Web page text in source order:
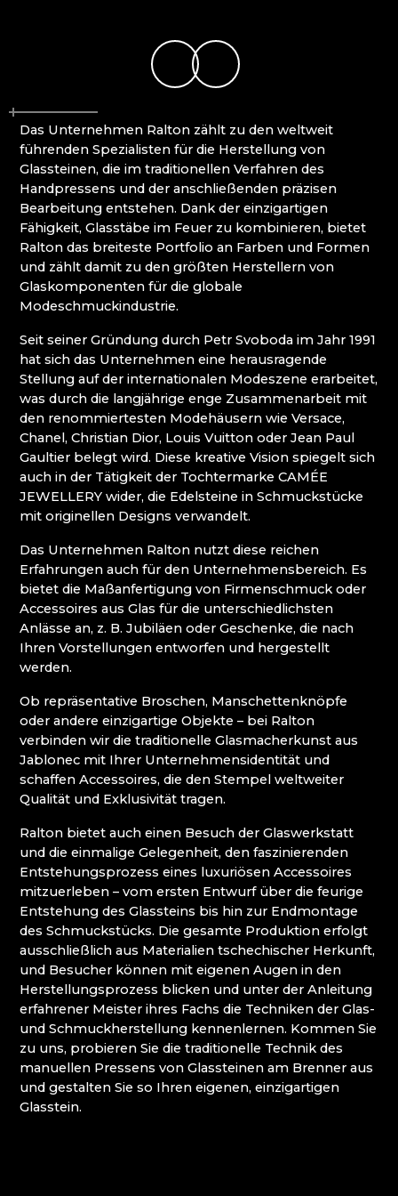
Železný Brod (Eisenbrod)
NOVÝ BOR: HÖHERE BERUFSSCHULE FÜR
GLAS UND SEKUNDARSCHULE
PAČINEK GLASS
PERLEN NB
PISKOVACKA
PRECIOSA LIGHTING
PROUSEK EXKLUSIVE LIGHTING
RESORT HVOZD
SKLO.
STUDIO VINU
SVOJKOV GLASHÜTTE, JIŘÍ HAIDL
TGK - TECHNIK, GLAS UND KUNST
TRISHARDS
VAGNERGLASS
CHŘIBSKÁ
VLADIMIR KLEIN
VYDRY STUDIO
WEIHNACHTSKRIPPEN KRYŠTOFOVO ÚDOLÍ
(CHRISTOFSGRUND)
Riesengebirge
EVA EDLER GLASS ART
GLASHÜTTE UND BRAUEREI NOVOSAD &
SOHN
HANA ŠEBKOVÁ
RATAS JUSTYNA RATASIEWICZ
RAUTIS
RIESENGEBIRGSMUSEUM
Isergebirge
AG PLUS
ARCON BIJOUX / COLLEGIUM TRADE
ARTCRYSTAL TOMEŠ
ATLAS BIJOUX
BIJOUX COMPONENTS
CENTRUM BABYLON
CLARION GRANDHOTEL ZLATÝ LEV****
DECOR BY GLASSOR
DEELLA ART & GLASS
DETESK
EVANS ATELIER
FABOS
G&B BEADS / MUSEUM FÜR
PERLENHERSTELLUNG
GLAS BERÁNEK
GLASS PESNIČÁK
GLASSUNICUM
HOTEL JEŠTĚD
IQLANDIA
Das Unternehmen Ralton zählt zu den weltweit
führenden Spezialisten für die Herstellung von
Glassteinen, die im traditionellen Verfahren des
Handpressens und der anschließenden präzisen
Bearbeitung entstehen. Dank der einzigartigen
Fähigkeit, Glasstäbe im Feuer zu kombinieren, bietet
Ralton das breiteste Portfolio an Farben und Formen
und zählt damit zu den größten Herstellern von
Glaskomponenten für die globale
Modeschmuckindustrie.
Seit seiner Gründung durch Petr Svoboda im Jahr 1991
hat sich das Unternehmen eine herausragende
Stellung auf der internationalen Modeszene erarbeitet,
was durch die langjährige enge Zusammenarbeit mit
den renommiertesten Modehäusern wie Versace,
Chanel, Christian Dior, Louis Vuitton oder Jean Paul
Gaultier belegt wird. Diese kreative Vision spiegelt sich
auch in der Tätigkeit der Tochtermarke CAMÉE
JEWELLERY wider, die Edelsteine in Schmuckstücke
mit originellen Designs verwandelt.
Das Unternehmen Ralton nutzt diese reichen
Erfahrungen auch für den Unternehmensbereich. Es
bietet die Maßanfertigung von Firmenschmuck oder
Accessoires aus Glas für die unterschiedlichsten
Anlässe an, z. B. Jubiläen oder Geschenke, die nach
Ihren Vorstellungen entworfen und hergestellt
werden.
Ob repräsentative Broschen, Manschettenknöpfe
oder andere einzigartige Objekte – bei Ralton
verbinden wir die traditionelle Glasmacherkunst aus
Jablonec mit Ihrer Unternehmensidentität und
schaffen Accessoires, die den Stempel weltweiter
Qualität und Exklusivität tragen.
Ralton bietet auch einen Besuch der Glaswerkstatt
und die einmalige Gelegenheit, den faszinierenden
Entstehungsprozess eines luxuriösen Accessoires
mitzuerleben – vom ersten Entwurf über die feurige
Entstehung des Glassteins bis hin zur Endmontage
des Schmuckstücks. Die gesamte Produktion erfolgt
ausschließlich aus Materialien tschechischer Herkunft,
und Besucher können mit eigenen Augen in den
Herstellungsprozess blicken und unter der Anleitung
erfahrener Meister ihres Fachs die Techniken der Glas-
und Schmuckherstellung kennenlernen. Kommen Sie
zu uns, probieren Sie die traditionelle Technik des
manuellen Pressens von Glassteinen am Brenner aus
und gestalten Sie so Ihren eigenen, einzigartigen
Glasstein.